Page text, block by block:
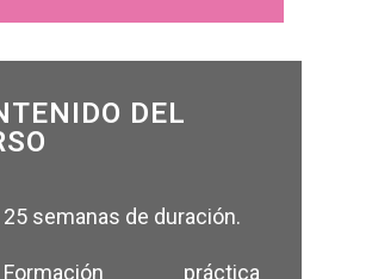
DEL
25 semanas de duración.
Formación práctica